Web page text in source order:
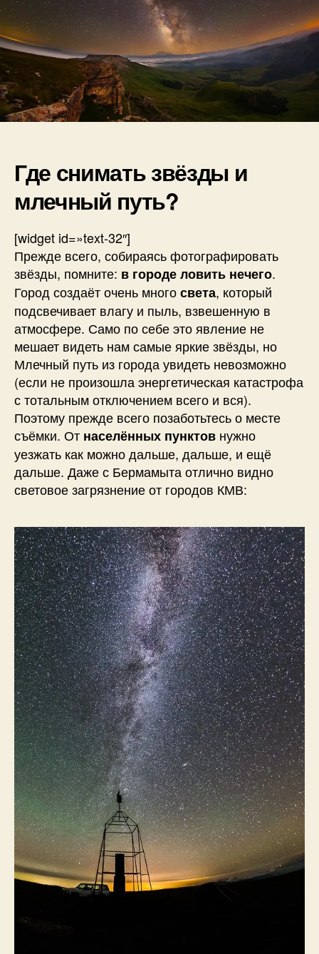
в
Где снимать звёзды и
млечный путь?
[widget id=»text-32″]
Прежде всего, собираясь фотографировать
звёзды, помните: в городе ловить нечего.
Город создаёт очень многосвета, который
подсвечивает влагу и пыль, взвешенную в
атмосфере. Само по себе это явление не
мешает видеть нам самые яркие звёзды, но
Млечный путь из города увидеть невозможно
(если не произошла энергетическая катастрофа
с тотальным отключением всего и вся).
Поэтому прежде всего позаботьтесь о месте
съёмки. От населённых пунктов нужно
уезжать как можно дальше, дальше, и ещё
дальше. Даже с Бермамыта отлично видно
световое загрязнение от городов КМВ: